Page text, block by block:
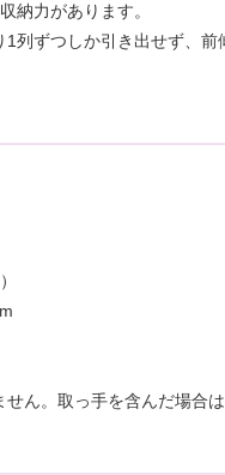
納力があります。
列ずつしか引き出せず、前
ん。取っ手を含んだ場合